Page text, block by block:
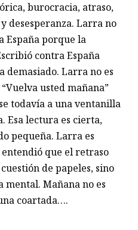
burocracia, atraso,
desesperanza. Larra no
España porque la
contra España
demasiado. Larra no es
usted mañana”
todavía a una ventanilla
Esa lectura es cierta,
pequeña. Larra es
que el retraso
de papeles, sino
mental. Mañana no es
coartada….